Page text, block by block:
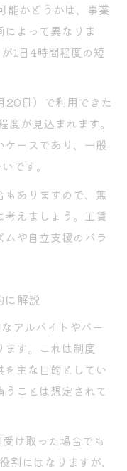
能かどうかは、事業
よって異なりま
1日4時間程度の短
20日）で利用できた
が見込まれます。
ースであり、一般
です。
もありますので、無
えましょう。工賃
や自立支援のバラ
に解説
アルバイトやパー
ます。これは制度
主な目的としてい
ことは想定されて
け取った場合でも
割にはなりますが、